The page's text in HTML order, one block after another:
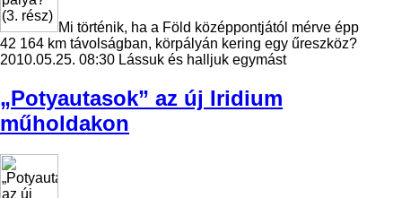
Mi történik, ha a Föld középpontjától mérve épp
42 164 km távolságban, körpályán kering egy űreszköz?
2010.05.25. 08:30 Lássuk és halljuk egymást
„Potyautasok” az új Iridium
műholdakon